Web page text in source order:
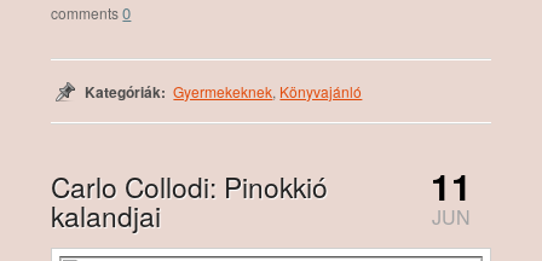
0
Kategóriák: Gyermekeknek, Könyvajánló
Carlo Collodi: Pinokkió
kalandjai
11
JUN